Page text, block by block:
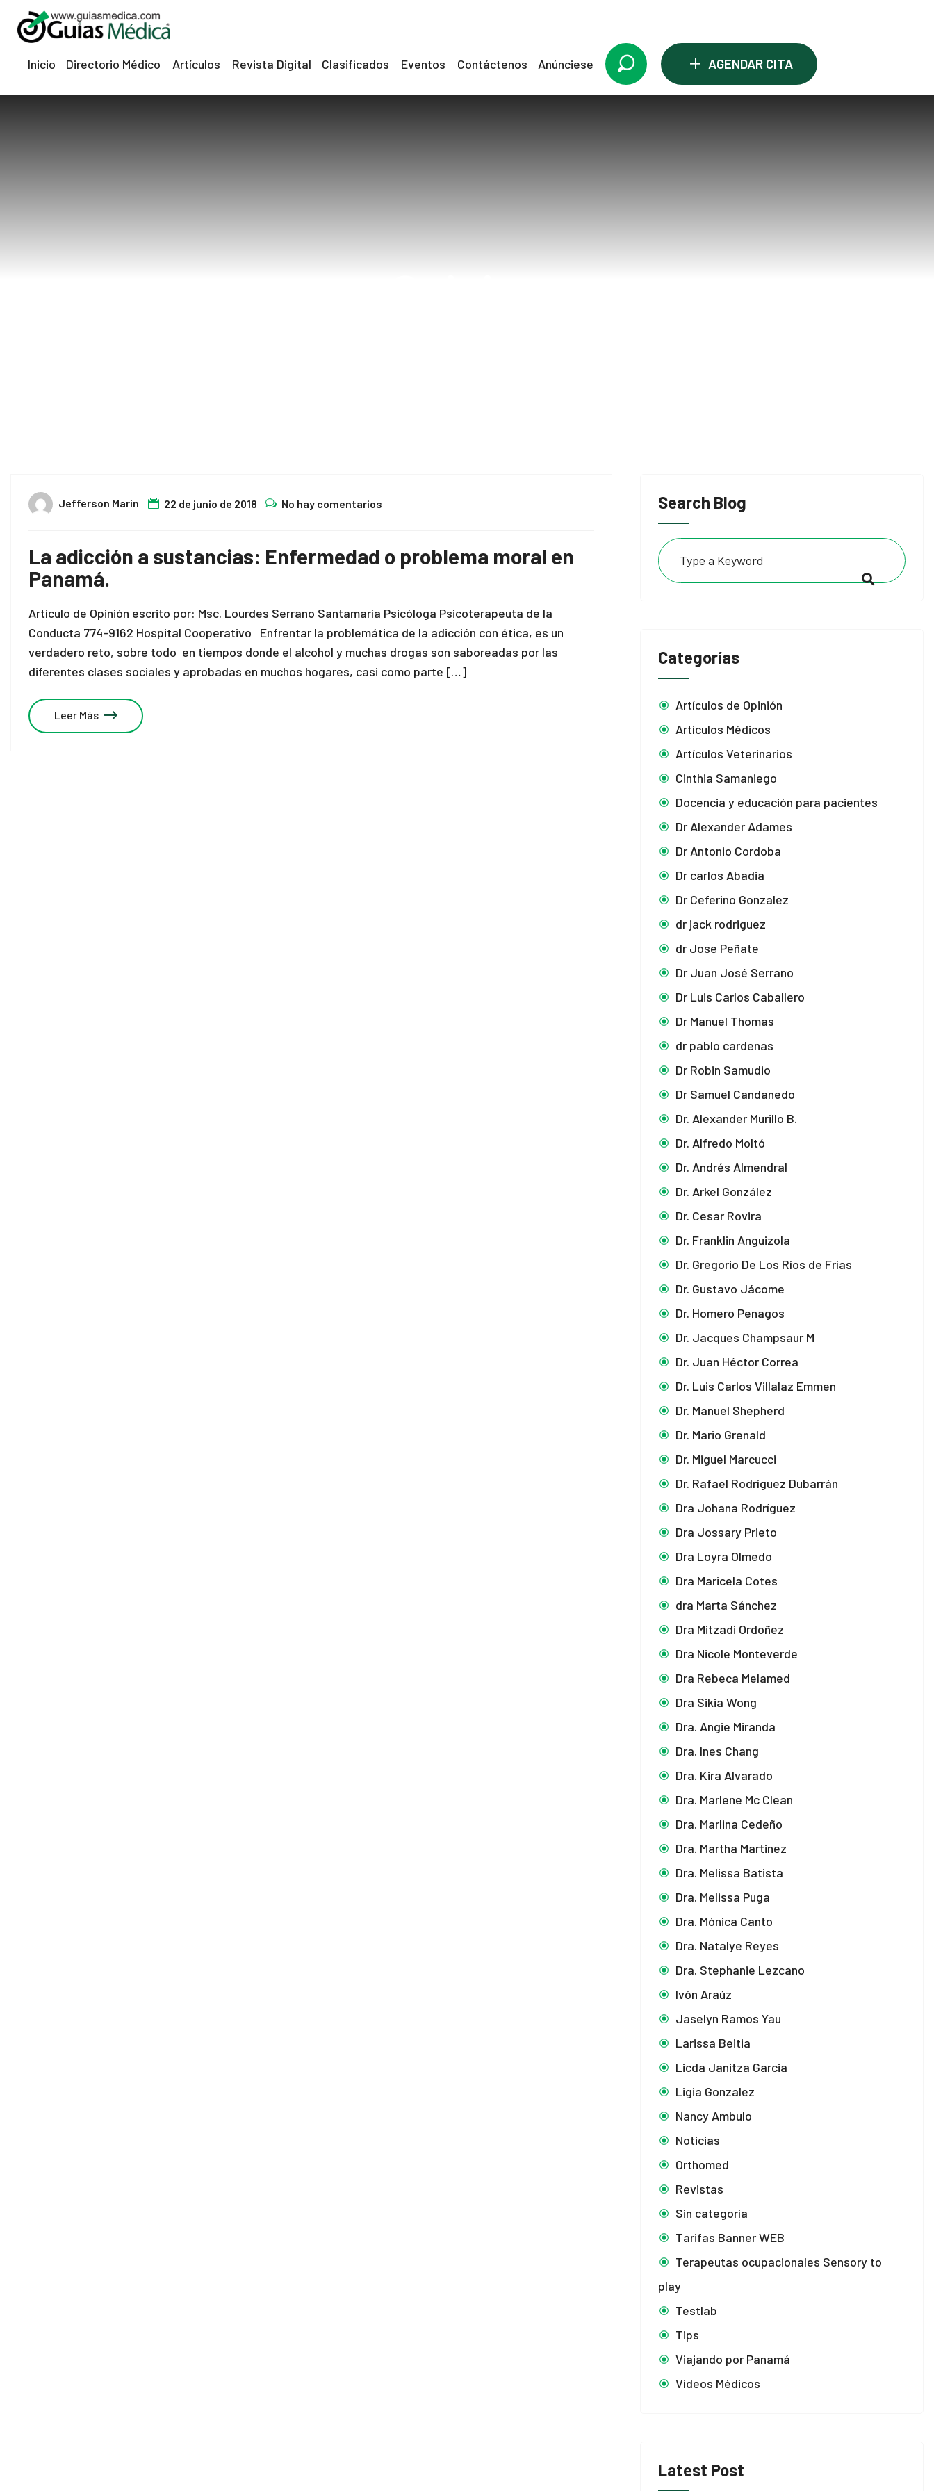
Inicio Directorio Médico Artículos Revista Digital Clasificados Eventos Contáctenos Anúnciese + AGENDAR CITA
Search Blog
Categorías
Artículos de Opinión
Artículos Médicos
Artículos Veterinarios
Cinthia Samaniego
Docencia y educación para pacientes
Dr Alexander Adames
Dr Antonio Cordoba
Dr carlos Abadia
Dr Ceferino Gonzalez
dr jack rodriguez
dr Jose Peñate
Dr Juan José Serrano
Dr Luis Carlos Caballero
Dr Manuel Thomas
dr pablo cardenas
Dr Robin Samudio
Dr Samuel Candanedo
Dr. Alexander Murillo B.
Dr. Alfredo Moltó
Dr. Andrés Almendral
Dr. Arkel González
Dr. Cesar Rovira
Dr. Franklin Anguizola
Dr. Gregorio De Los Ríos de Frías
Dr. Gustavo Jácome
Dr. Homero Penagos
Dr. Jacques Champsaur M
Dr. Juan Héctor Correa
Dr. Luis Carlos Villalaz Emmen
Dr. Manuel Shepherd
Dr. Mario Grenald
Dr. Miguel Marcucci
Dr. Rafael Rodríguez Dubarrán
Dra Johana Rodríguez
Dra Jossary Prieto
Dra Loyra Olmedo
Dra Maricela Cotes
dra Marta Sánchez
Dra Mitzadi Ordoñez
Dra Nicole Monteverde
Dra Rebeca Melamed
Dra Sikia Wong
Dra. Angie Miranda
Dra. Ines Chang
Dra. Kira Alvarado
Dra. Marlene Mc Clean
Dra. Marlina Cedeño
Dra. Martha Martinez
Dra. Melissa Batista
Dra. Melissa Puga
Dra. Mónica Canto
Dra. Natalye Reyes
Dra. Stephanie Lezcano
Ivón Araúz
Jaselyn Ramos Yau
Larissa Beitia
Licda Janitza Garcia
Ligia Gonzalez
Nancy Ambulo
Noticias
Orthomed
Revistas
Sin categoría
Tarifas Banner WEB
Terapeutas ocupacionales Sensory to
play
Testlab
Tips
Viajando por Panamá
Vídeos Médicos
Latest Post
Jefferson Marin 22 de junio de 2018 No hay comentarios
La adicción a sustancias: Enfermedad o problema moral en
Panamá.
Artículo de Opinión escrito por: Msc. Lourdes Serrano Santamaría Psicóloga Psicoterapeuta de la
Conducta 774-9162 Hospital Cooperativo Enfrentar la problemática de la adicción con ética, es un
verdadero reto, sobre todo en tiempos donde el alcohol y muchas drogas son saboreadas por las
diferentes clases sociales y aprobadas en muchos hogares, casi como parte […]
Leer Más